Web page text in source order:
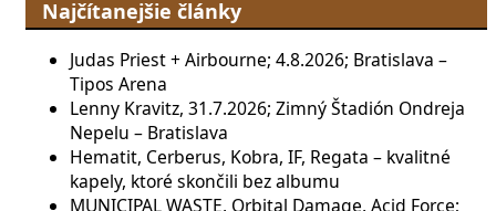
Najčítanejšie články
Judas Priest + Airbourne; 4.8.2026; Bratislava –
Tipos Arena
Lenny Kravitz, 31.7.2026; Zimný Štadión Ondreja
Nepelu – Bratislava
Hematit, Cerberus, Kobra, IF, Regata – kvalitné
kapely, ktoré skončili bez albumu
MUNICIPAL WASTE, Orbital Damage, Acid Force;